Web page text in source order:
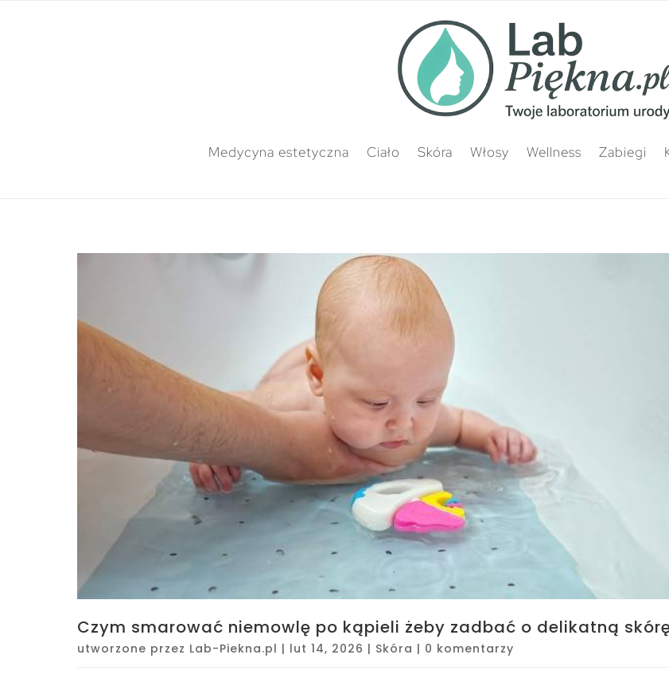
Medycyna estetyczna Ciało Skóra Włosy Wellness Zabiegi
Czym smarować niemowlę po kąpieli żeby zadbać o delikatną
utworzone przez Lab-Piekna.pl | lut 14, 2026 | Skóra | 0 komentarzy